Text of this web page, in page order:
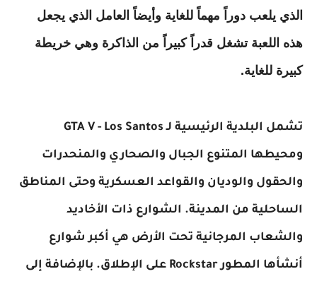
الذي يلعب دوراً مهماً للغاية وأيضاً العامل الذي يجعل
هذه اللعبة تشغل قدراً كبيراً من الذاكرة وهي خريطة
كبيرة للغاية.
تشمل البلدية الرئيسية لـ GTA V - Los Santos
ومحيطها المتنوع الجبال والصحاري والمنحدرات
والحقول والوديان والقواعد العسكرية وحتى المناطق
الساحلية من المدينة. الشوارع ذات الأخاديد
والشعاب المرجانية تحت الأرض هي أكبر شوارع
أنشأها المطور Rockstar على الإطلاق. بالإضافة إلى